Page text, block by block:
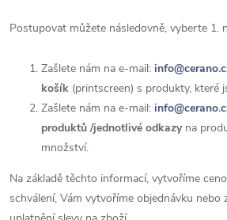
Postupovat můžete následovně, vyberte 1.
Zašlete nám na e-mail:
košík (printscreen) s produkty, které
Zašlete nám na e-mail:
produktů /jednotlivé odkazyna
množství.
Na základě těchto informací, vytvoříme
schválení, Vám vytvoříme objednávku nebo